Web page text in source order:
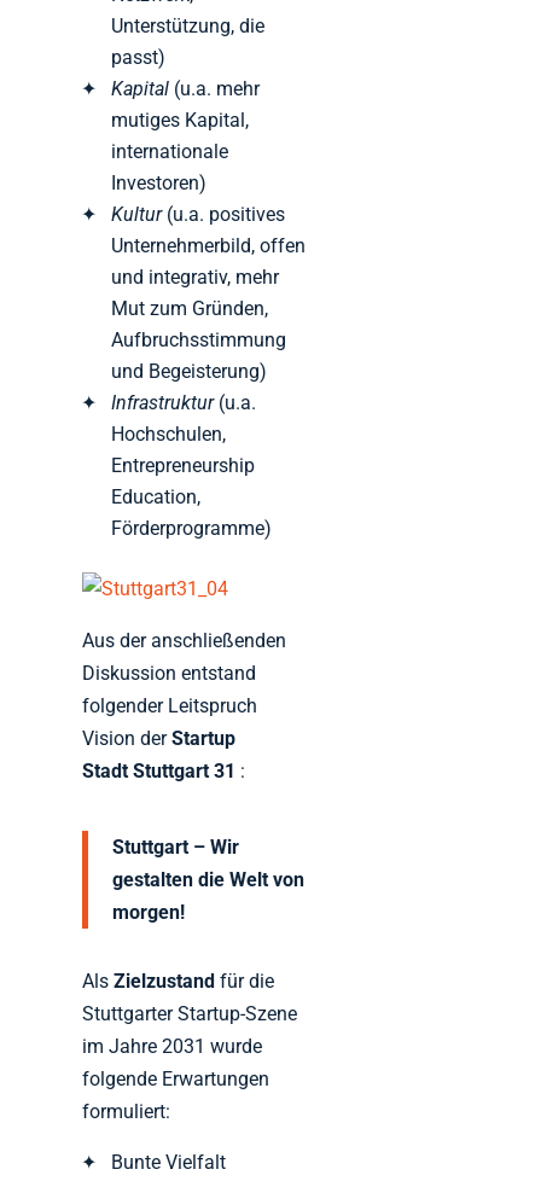
Unterstützung, die
passt)
Kapital (u.a. mehr
mutiges Kapital,
internationale
Investoren)
Kultur(u.a. positives
Unternehmerbild, offen
und integrativ, mehr
Mut zum Gründen,
Aufbruchsstimmung
und Begeisterung)
Infrastruktur(u.a.
Hochschulen,
Entrepreneurship
Education,
Förderprogramme)
Aus der anschließenden
Diskussion entstand
folgender Leitspruch
Vision derStartup
Stadt Stuttgart 31 :
Stuttgart – Wir
gestalten die Welt von
morgen!
AlsZielzustand für die
Stuttgarter Startup-Szene
im Jahre 2031 wurde
folgende Erwartungen
formuliert:
Bunte Vielfalt